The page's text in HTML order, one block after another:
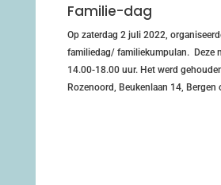
Familie-dag
Op zaterdag 2 juli 2022,
familiedag/ familiekumpulan. Deze
14.00-18.00 uur. Het werd
Rozenoord, Beukenlaan 14, Bergen